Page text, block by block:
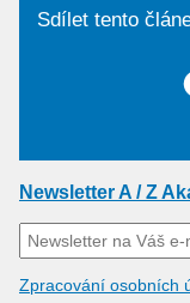
Sdílet tento
Newsletter A / Z
Zpracování osobních